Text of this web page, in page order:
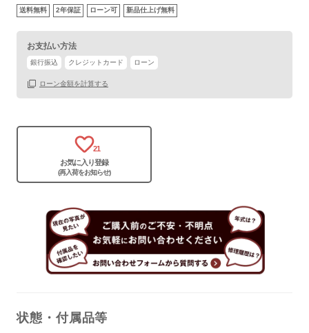
送料無料 2年保証 ローン可 新品仕上げ無料
お支払い方法
銀行振込 クレジットカード ローン
ローン金額を計算する
21
お気に入り登録
(再入荷をお知らせ)
状態・付属品等